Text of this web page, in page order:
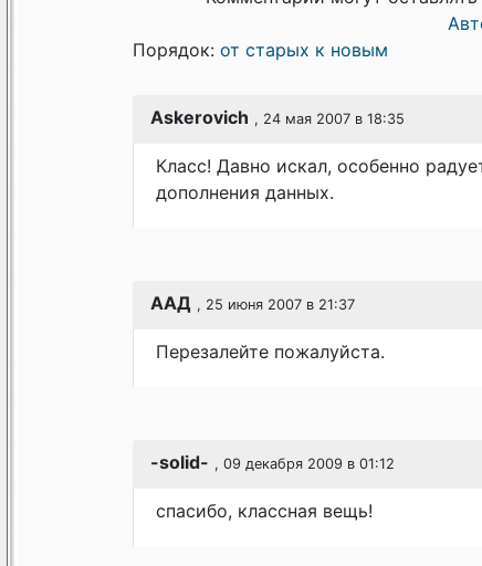
Порядок: от старых к новым
Askerovich , 24 мая 2007 в 18:35
Класс! Давно искал, особенно
дополнения данных.
ААД , 25 июня 2007 в 21:37
Перезалейте пожалуйста.
-solid- , 09 декабря 2009 в 01:12
спасибо, классная вещь!